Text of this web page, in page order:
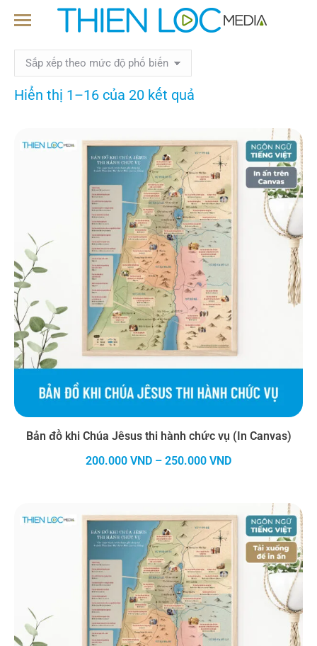
Hiển thị 1–16 của 20 kết quả
Bản đồ khi Chúa Jêsus thi hành chức vụ (In Canvas)
200.000 VND – 250.000 VNDKhoảng
200.000 VND
đến
250.000 VND